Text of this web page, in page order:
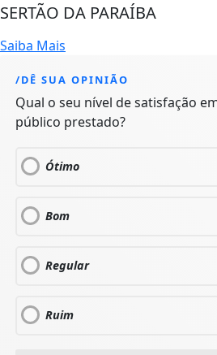
SERTÃO DA PARAÍBA
Saiba Mais
/DÊ SUA OPINIÃO
Qual o seu nível de satisfação
público prestado?
Ótimo
Bom
Regular
Ruim